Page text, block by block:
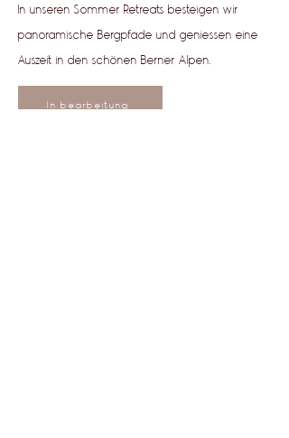
In unseren Sommer Retreats besteigen wir
panoramische Bergpfade und geniessen eine
Auszeit in den schönen Berner Alpen.
In bearbeitung